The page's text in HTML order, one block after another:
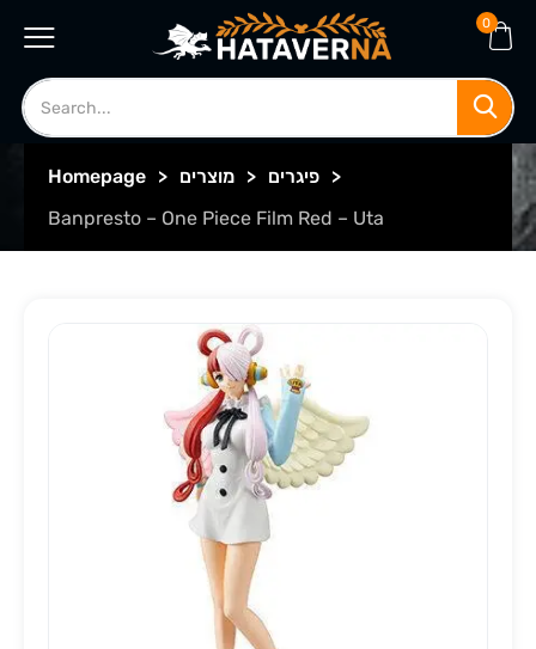
0
Homepage > מוצרים > פיגרים >
Banpresto – One Piece Film Red – Uta